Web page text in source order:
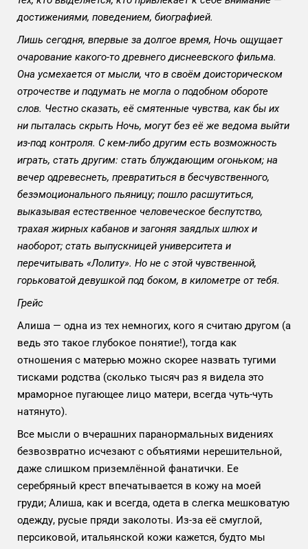
достижениями, поведением, биографией.
Лишь сегодня, впервые за долгое время, Ночь ощущает
очарование какого-то древнего диснеевского фильма.
Она усмехается от мысли, что в своём доисторическом
отрочестве и подумать не могла о подобном обороте
слов. Честно сказать, её смятенные чувства, как бы их
ни пыталась скрыть Ночь, могут без её же ведома выйти
из-под контроля. С кем-либо другим есть возможность
играть, стать другим: стать блуждающим огоньком; на
вечер одревеснеть, превратиться в бесчувственного,
безэмоционального пьяницу; пошло расшутиться,
выказывая естественное человеческое беспутство,
трахая жирных кабанов и загоняя заядлых шлюх и
наоборот; стать выпускницей университета и
перечитывать «Лолиту». Но не с этой чувственной,
горьковатой девушкой под боком, в километре от тебя.
Грейс
Алиша — одна из тех немногих, кого я считаю другом (а
ведь это такое глубокое понятие!), тогда как
отношения с матерью можно скорее назвать тугими
тисками родства (сколько тысяч раз я видела это
мраморное пугающее лицо матери, всегда чуть-чуть
натянуто).
Все мысли о вчерашних паранормальных видениях
безвозвратно исчезают с объятиями нерешительной,
даже слишком приземлённой фанатички. Ее
серебряный крест впечатывается в кожу на моей
груди; Алиша, как и всегда, одета в слегка мешковатую
одежду, русые пряди заколоты. Из-за её смуглой,
персиковой, итальянской кожи кажется, будто мы